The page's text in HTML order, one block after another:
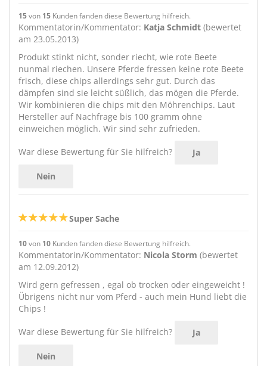
15von 15 Kunden fanden diese Bewertung hilfreich.
Kommentatorin/Kommentator: Katja Schmidt (bewertet
am 23.05.2013)
Produkt stinkt nicht, sonder riecht, wie rote Beete
nunmal riechen. Unsere Pferde fressen keine rote Beete
frisch, diese chips allerdings sehr gut. Durch das
dämpfen sind sie leicht süßlich, das mögen die Pferde.
Wir kombinieren die chips mit den Möhrenchips. Laut
Hersteller auf Nachfrage bis 100 gramm ohne
einweichen möglich. Wir sind sehr zufrieden.
War diese Bewertung für Sie hilfreich? Ja
Nein
Super Sache
10von 10 Kunden fanden diese Bewertung hilfreich.
Kommentatorin/Kommentator: Nicola Storm (bewertet
am 12.09.2012)
Wird gern gefressen , egal ob trocken oder eingeweicht !
Übrigens nicht nur vom Pferd - auch mein Hund liebt die
Chips !
War diese Bewertung für Sie hilfreich? Ja
Nein